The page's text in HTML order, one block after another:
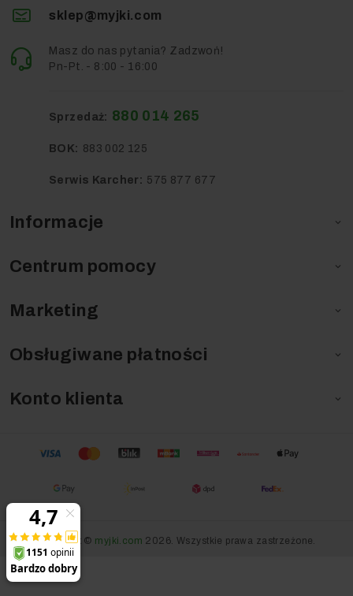
Informacje 
Centrum pomocy 
Marketing 
Obsługiwane płatności 
Konto klienta 
sklep@myjki.com
Masz do nas pytania? Zadzwoń!
Pn-Pt. - 8:00 - 16:00
Sprzedaż: 880 014 265
BOK: 883 002 125
Serwis Karcher: 575 877 677
Copyright © myjki.com 2026. Wszystkie prawa zastrzeżone.